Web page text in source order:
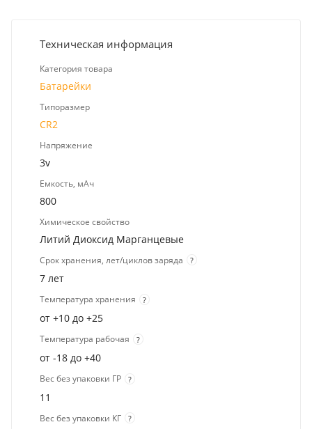
Техническая информация
Категория товара
Батарейки
Типоразмер
CR2
Напряжение
3v
Емкость, мАч
800
Химическое свойство
Литий Диоксид Марганцевые
Срок хранения, лет/циклов заряда ?
7 лет
Температура хранения ?
от +10 до +25
Температура рабочая ?
от -18 до +40
Вес без упаковки ГР ?
11
Вес без упаковки КГ ?